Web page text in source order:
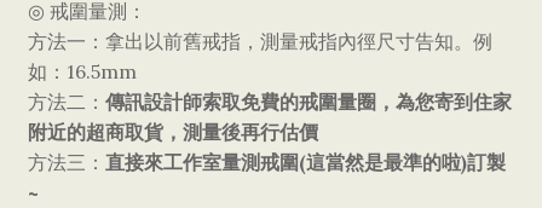
◎ 戒圍量測：
方法一：拿出以前舊戒指，測量戒指內徑尺寸告知。例
如： 16.5mm
方法二： 傳訊設計師索取免費的戒圍量圈，為您寄到住家
附近的超商取貨，測量後再行估價
方法三： 直接來工作室量測戒圍(這當然是最準的啦)訂製
~